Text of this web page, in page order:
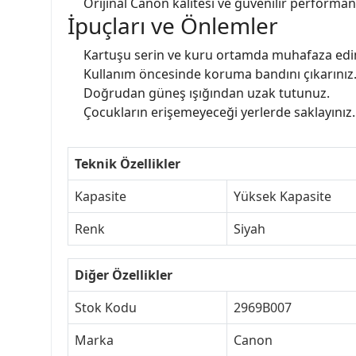
İpuçları ve Önlemler
Kartuşu serin ve kuru ortamda muhafaza
Kullanım öncesinde koruma bandını çıkarınız.
Doğrudan güneş ışığından uzak tutunuz.
Çocukların erişemeyeceği yerlerde saklayınız.
Teknik Özellikler
Kapasite
Yüksek Kapasite
Renk
Siyah
Diğer Özellikler
Stok Kodu
2969B007
Marka
Canon